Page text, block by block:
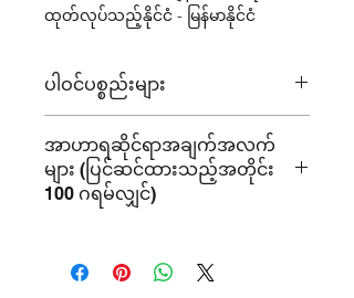
ထုတ်လုပ်သည့်နိုင်ငံ - မြန်မာနိုင်ငံ
ပါဝင်ပစ္စည်းများ
ဟင်းခတ်မှုန့်၊နှမ်းစေ့၊မြေပဲ၊ကြက်သွန်နီ
ကြော်၊ကြက်သွန်နီ၊ငရုတ်သီး၊ပဲငပိ၊ပဲ
အနက်ရောင်၊မဆလာမှုန့်၊ဂျုံမှုန့်၊ငရုတ်
အာဟာရဆိုင်ရာအချက်အလက်
များ (ပြင်ဆင်ထားသည့်အတိုင်း
100 ဂရမ်လျှင်)
ပြာ (%) - ၆.၁၂
ပရိုတင်း(%) - ၈.၃၂